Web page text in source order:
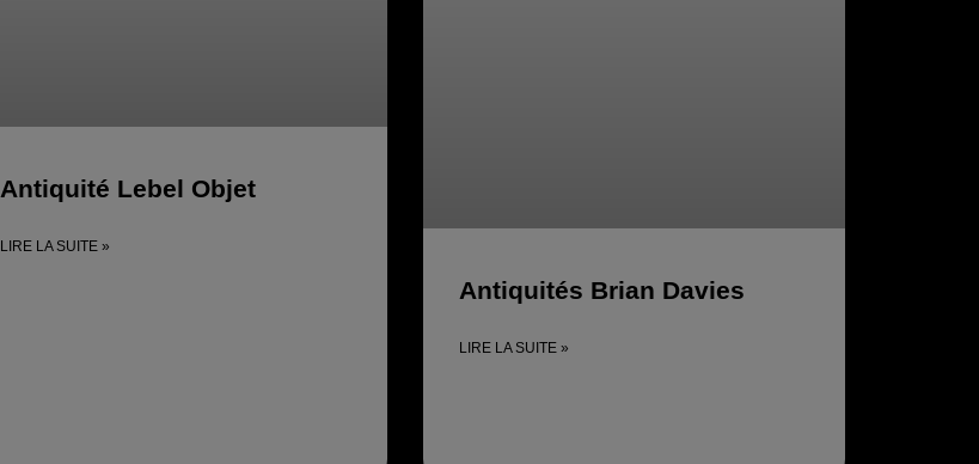
Antiquité Lebel Objet
LIRE LA SUITE »
Antiquités Brian Davies
LIRE LA SUITE »